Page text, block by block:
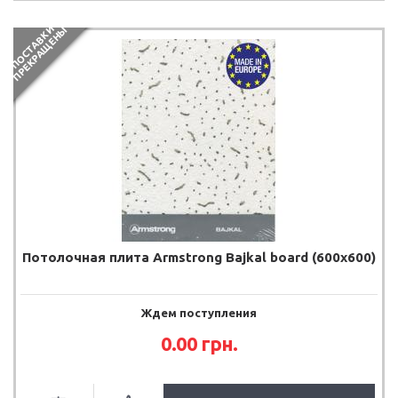
П
О
С
Т
А
В
К
И
П
Р
Е
К
Р
А
Щ
Е
Н
Ы
Потолочная плита Armstrong Bajkal board (600x600)
Ждем поступления
0.00 грн.